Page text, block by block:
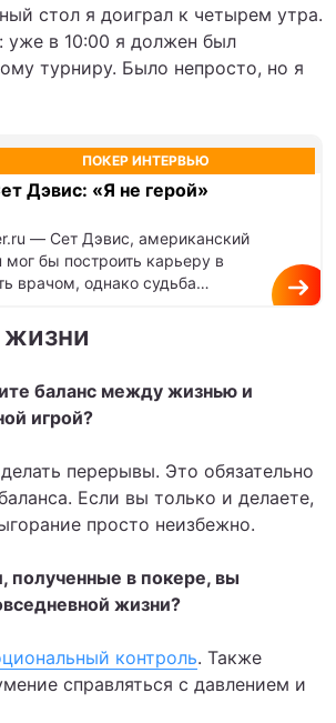
стол я доиграл к четырем утра.
уже в 10:00 я должен был
турниру. Было непросто, но я
ПОКЕР ИНТЕРВЬЮ
Дэвис: «Я не герой»
— Сет Дэвис, американский
мог бы построить карьеру в
врачом, однако судьба
баланс между жизнью и
игрой?
перерывы. Это обязательно
Если вы только и делаете,
просто неизбежно.
полученные в покере, вы
жизни?
контроль. Также
справляться с давлением и